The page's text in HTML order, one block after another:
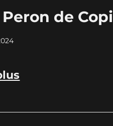
Peron de Copi